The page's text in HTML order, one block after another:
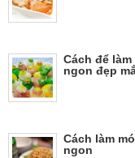
Cách để
ngon đẹp
Cách làm
ngon